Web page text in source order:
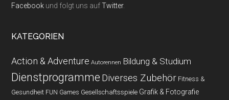
Facebook und folgt uns aufTwitter.
KATEGORIEN
Action & Adventure Autorennen Bildung & Studium
Dienstprogramme Diverses Zubehör Fitness &
Gesundheit FUN Games Gesellschaftsspiele Grafik & Fotografie